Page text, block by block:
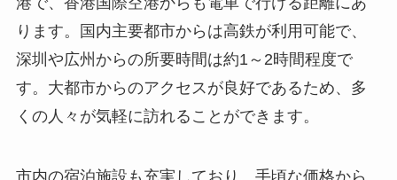
ります。国内主要都市からは高鉄が利用可能で、
深圳や広州からの所要時間は約1～2時間程度で
す。大都市からのアクセスが良好であるため、多
くの人々が気軽に訪れることができます。